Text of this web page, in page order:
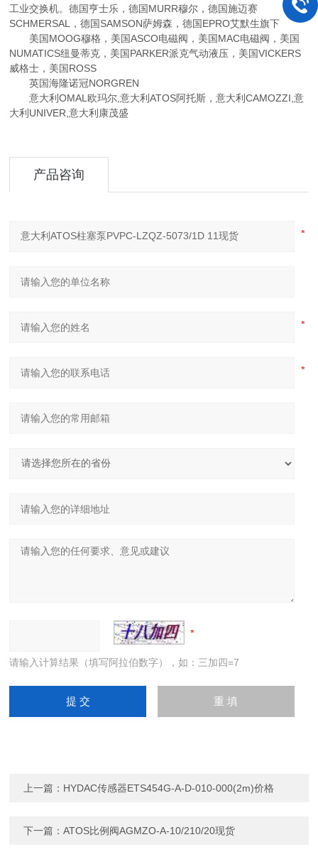
工业交换机。德国亨士乐，德国MURR穆尔，德国施迈赛
SCHMERSAL，德国SAMSON萨姆森，德国EPRO艾默生旗下
美国MOOG穆格，美国ASCO电磁阀，美国MAC电磁阀，美国
NUMATICS纽曼蒂克，美国PARKER派克气动液压，美国VICKERS
威格士，美国ROSS
英国海隆诺冠NORGREN
意大利OMAL欧玛尔,意大利ATOS阿托斯，意大利CAMOZZI,意
大利UNIVER,意大利康茂盛
产品咨询
请输入计算结果（填写阿拉伯数字），如：三加四=7
上一篇： HYDAC传感器ETS454G-A-D-010-000(2m)价格
下一篇：ATOS比例阀AGMZO-A-10/210/20现货